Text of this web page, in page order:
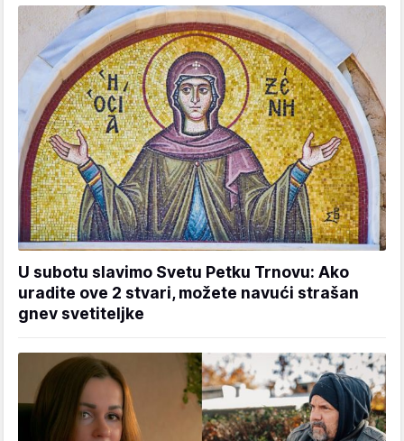
U subotu slavimo Svetu Petku Trnovu: Ako
uradite ove 2 stvari, možete navući strašan
gnev svetiteljke